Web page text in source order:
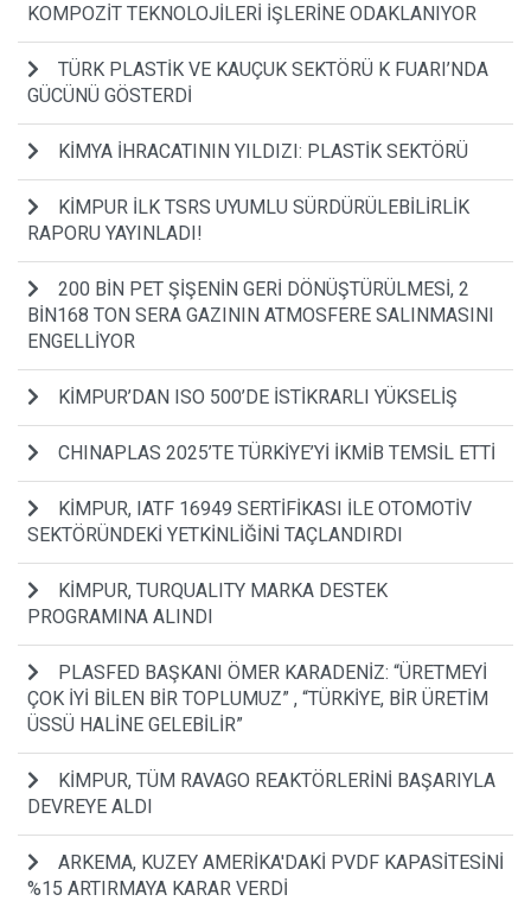
KOMPOZİT TEKNOLOJİLERİ İŞLERİNE ODAKLANIYOR
TÜRK PLASTİK VE KAUÇUK SEKTÖRÜ K FUARI’NDA
GÜCÜNÜ GÖSTERDİ
KİMYA İHRACATININ YILDIZI: PLASTİK SEKTÖRÜ
KİMPUR İLK TSRS UYUMLU SÜRDÜRÜLEBİLİRLİK
RAPORU YAYINLADI!
200 BİN PET ŞİŞENİN GERİ DÖNÜŞTÜRÜLMESİ, 2
BİN168 TON SERA GAZININ ATMOSFERE SALINMASINI
ENGELLİYOR
KİMPUR’DAN ISO 500’DE İSTİKRARLI YÜKSELİŞ
CHINAPLAS 2025’TE TÜRKİYE’Yİ İKMİB TEMSİL ETTİ
KİMPUR, IATF 16949 SERTİFİKASI İLE OTOMOTİV
SEKTÖRÜNDEKİ YETKİNLİĞİNİ TAÇLANDIRDI
KİMPUR, TURQUALITY MARKA DESTEK
PROGRAMINA ALINDI
PLASFED BAŞKANI ÖMER KARADENİZ: “ÜRETMEYİ
ÇOK İYİ BİLEN BİR TOPLUMUZ” , “TÜRKİYE, BİR ÜRETİM
ÜSSÜ HALİNE GELEBİLİR”
KİMPUR, TÜM RAVAGO REAKTÖRLERİNİ BAŞARIYLA
DEVREYE ALDI
ARKEMA, KUZEY AMERİKA'DAKİ PVDF KAPASİTESİNİ
%15 ARTIRMAYA KARAR VERDİ